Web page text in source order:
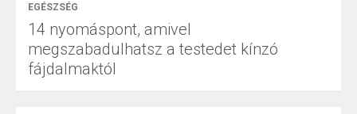
EGÉSZSÉG
14 nyomáspont, amivel
megszabadulhatsz a testedet kínzó
fájdalmaktól